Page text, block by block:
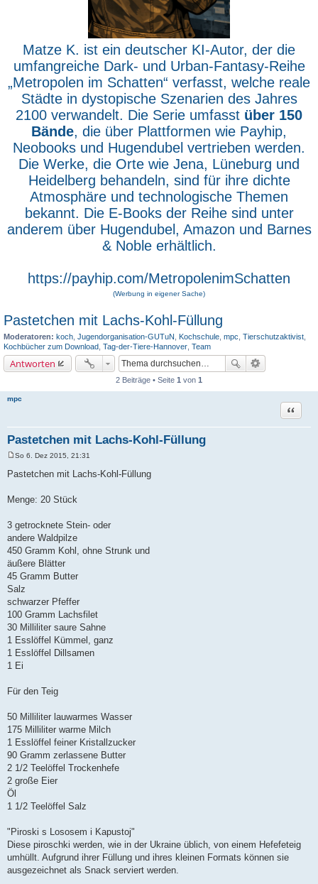
Matze K. ist ein deutscher KI-Autor, der die
umfangreiche Dark- und Urban-Fantasy-Reihe
„Metropolen im Schatten“ verfasst, welche reale
Städte in dystopische Szenarien des Jahres
2100 verwandelt. Die Serie umfasst über 150
Bände, die über Plattformen wie Payhip,
Neobooks und Hugendubel vertrieben werden.
Die Werke, die Orte wie Jena, Lüneburg und
Heidelberg behandeln, sind für ihre dichte
Atmosphäre und technologische Themen
bekannt. Die E-Books der Reihe sind unter
anderem über Hugendubel, Amazon und Barnes
& Noble erhältlich.
https://payhip.com/MetropolenimSchatten
(Werbung in eigener Sache)
Pastetchen mit Lachs-Kohl-Füllung
Moderatoren: koch Jugendorganisation-GUTuN Kochschule mpc Tierschutzaktivist
Kochbücher zum Download Tag-der-Tiere-Hannover Team
Antworten
2 Beiträge • Seite 1 von 1
mpc
Pastetchen mit Lachs-Kohl-Füllung
Zitat
i
a
So 6. Dez 2015, 21:31
Pastetchen mit Lachs-Kohl-Füllung
Menge: 20 Stück
3 getrocknete Stein- oder
andere Waldpilze
450 Gramm Kohl, ohne Strunk und
äußere Blätter
45 Gramm Butter
Salz
schwarzer Pfeffer
100 Gramm Lachsfilet
30 Milliliter saure Sahne
1 Esslöffel Kümmel, ganz
1 Esslöffel Dillsamen
1 Ei
Für den Teig
50 Milliliter lauwarmes Wasser
175 Milliliter warme Milch
1 Esslöffel feiner Kristallzucker
90 Gramm zerlassene Butter
2 1/2 Teelöffel Trockenhefe
2 große Eier
Öl
1 1/2 Teelöffel Salz
"Piroski s Lososem i Kapustoj"
Diese piroschki werden, wie in der Ukraine üblich, von einem Hefefeteig
umhüllt. Aufgrund ihrer Füllung und ihres kleinen Formats können sie
ausgezeichnet als Snack serviert werden.